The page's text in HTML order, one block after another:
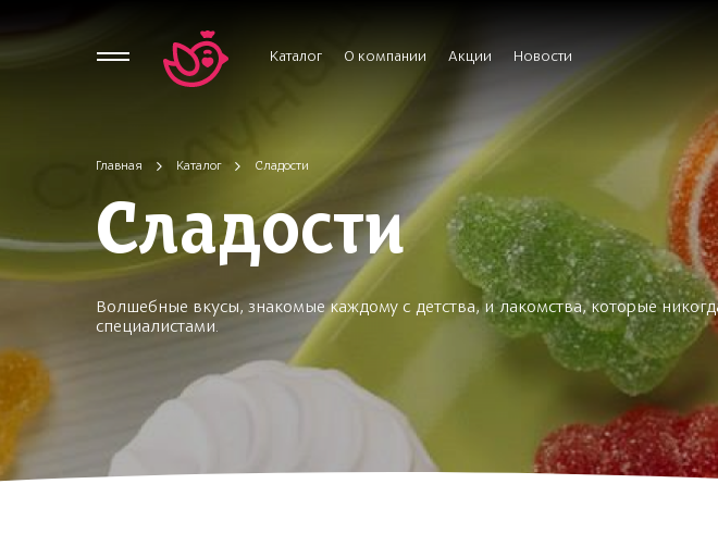
Каталог О компании Акции Новости
Главная Каталог Сладости
Сладости
Волшебные вкусы, знакомые каждому с детства, и лакомства, которые
специалистами.